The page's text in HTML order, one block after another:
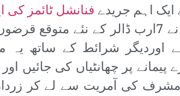
اہم جریدےفنانشل ٹائمز کی
گیا ہے کہ آئی ایم ایف نے 7ارب ڈالر کے
شرائط کے ساتھ یہ
پر چھانٹیاں کی جائیں
مشرف کی آمریت سے لے کر